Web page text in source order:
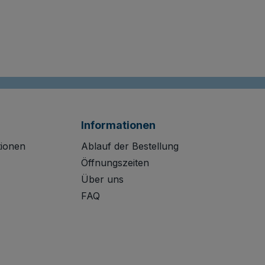
Informationen
Ablauf der Bestellung
Öffnungszeiten
Über uns
FAQ